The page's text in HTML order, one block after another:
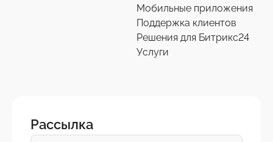
Мобильные приложения
Поддержка клиентов
Решения для Битрикс24
Услуги
Рассылка